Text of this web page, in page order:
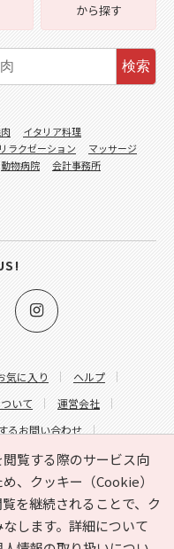
覧する際のサービス向
、クッキー（Cookie）
を継続されることで、ク
します。詳細について
気に入り
ヘルプ
いて
運営会社
るお問い合わせ
問い合わせ
から探す
検索
イタリア料理
リラクゼーション
マッサージ
動物病院
会計事務所